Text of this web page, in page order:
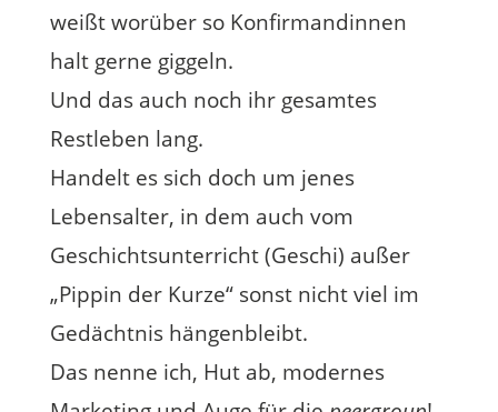
weißt worüber so Konfirmandinnen
halt gerne giggeln.
Und das auch noch ihr gesamtes
Restleben lang.
Handelt es sich doch um jenes
Lebensalter, in dem auch vom
Geschichtsunterricht (Geschi) außer
„Pippin der Kurze“ sonst nicht viel im
Gedächtnis hängenbleibt.
Das nenne ich, Hut ab, modernes